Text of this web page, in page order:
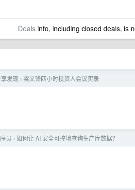
Dealsinfo, including closed deals, is
发现 › 梁文锋四小时投资人会议实录
员 › 如何让 AI 安全可控地查询生产库数据？